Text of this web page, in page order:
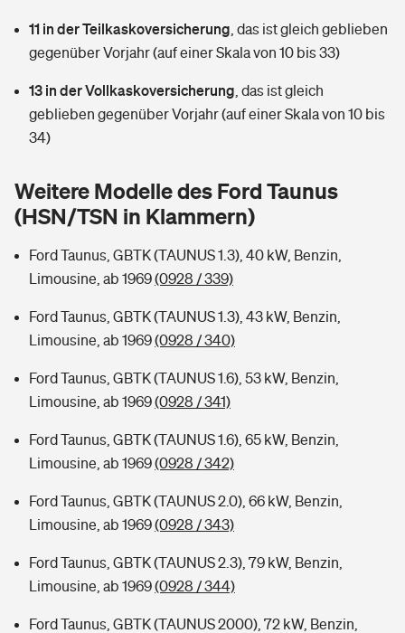
Sie haben Fragen?
Restkreditversicherung
Tools
Hochwasser-Check: Wie gefährdet ist Ihr Haus?
Sie haben Fragen?
Hundehalter-Haftpflicht
Handyversicherung
Private Cyberversicherung
Zur Übersicht
Kinderunfall-Check: Mehr Sicherheit für deine Kids
Typklassen: So ist Ihr Auto eingestuft
Sie haben Fragen?
Tools
Wer versichert was: Jetzt Versicherer finden
Rentenrechner: Wie viel Geld bekomme ich im Alter?
11 in der Teilkaskoversicherung das ist gleich geblieben
gegenüber Vorjahr (auf einer Skala von 10 bis 33)
13 in der Vollkaskoversicherung das ist gleich
geblieben gegenüber Vorjahr (auf einer Skala von 10 bis
34)
Weitere Modelle des Ford Taunus
(HSN/TSN in Klammern)
Ford Taunus, GBTK (TAUNUS 1.3), 40 kW, Benzin,
Limousine, ab 1969(0928 / 339)
Ford Taunus, GBTK (TAUNUS 1.3), 43 kW, Benzin,
Limousine, ab 1969(0928 / 340)
Ford Taunus, GBTK (TAUNUS 1.6), 53 kW, Benzin,
Limousine, ab 1969(0928 / 341)
Ford Taunus, GBTK (TAUNUS 1.6), 65 kW, Benzin,
Limousine, ab 1969(0928 / 342)
Ford Taunus, GBTK (TAUNUS 2.0), 66 kW, Benzin,
Limousine, ab 1969(0928 / 343)
Ford Taunus, GBTK (TAUNUS 2.3), 79 kW, Benzin,
Limousine, ab 1969(0928 / 344)
Ford Taunus, GBTK (TAUNUS 2000), 72 kW, Benzin,